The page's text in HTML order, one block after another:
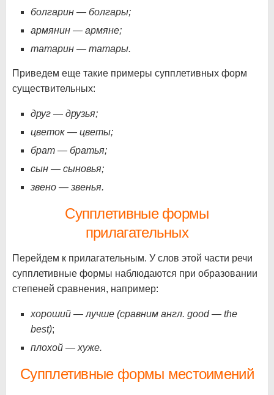
болгарин — болгары;
армянин — армяне;
татарин — татары.
Приведем еще такие примеры супплетивных форм
существительных:
друг — друзья;
цветок — цветы;
брат — братья;
сын — сыновья;
звено — звенья.
Супплетивные формы
прилагательных
Перейдем к прилагательным. У слов этой части речи
супплетивные формы наблюдаются при образовании
степеней сравнения, например:
хороший — лучше (сравним англ. good — the
best);
плохой — хуже.
Супплетивные формы местоимений